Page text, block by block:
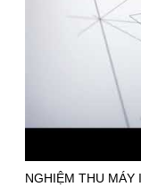
NGHIỆM THU